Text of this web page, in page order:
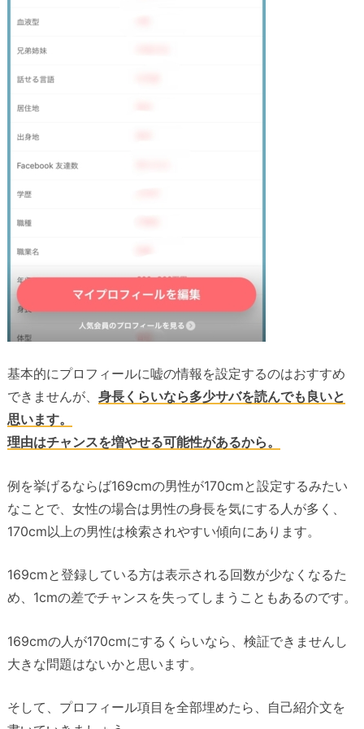
基本的にプロフィールに嘘の情報を設定するのはおすすめ
できませんが、 身長くらいなら多少サバを読んでも良いと
思います。
理由はチャンスを増やせる可能性があるから。
例を挙げるならば169cmの男性が170cmと設定するみたい
なことで、女性の場合は男性の身長を気にする人が多く、
170cm以上の男性は検索されやすい傾向にあります。
169cmと登録している方は表示される回数が少なくなるた
め、1cmの差でチャンスを失ってしまうこともあるのです。
169cmの人が170cmにするくらいなら、検証できませんし
大きな問題はないかと思います。
そして、プロフィール項目を全部埋めたら、自己紹介文を